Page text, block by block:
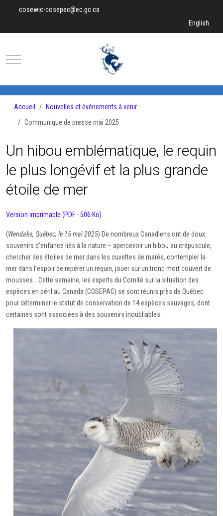
cosewic-cosepac@ec.gc.ca
Sélectionnez
English
Mobile Menu Toggle
Accueil
Nouvelles et événements à venir
Communique de presse mai 2025
Un hibou emblématique, le requin
le plus longévif et la plus grande
étoile de mer
Version imprimable (PDF - 506 Ko)
(Wendake, Québec, le 15 mai 2025) De nombreux Canadiens ont de doux
souvenirs d’enfance liés à la nature – apercevoir un hibou au crépuscule,
chercher des étoiles de mer dans les cuvettes de marée, contempler la
mer dans l’espoir de repérer un requin, jouer sur un tronc mort couvert de
mousses… Cette semaine, les experts du Comité sur la situation des
espèces en péril au Canada (COSEPAC) se sont réunis près de Québec
pour déterminer le statut de conservation de 14 espèces sauvages, dont
certaines sont associées à des souvenirs inoubliables.